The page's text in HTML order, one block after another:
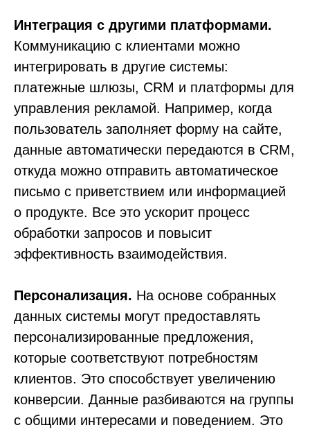
Интеграция с другими платформами.
Коммуникацию с клиентами можно
интегрировать в другие системы:
платежные шлюзы, CRM и платформы для
управления рекламой. Например, когда
пользователь заполняет форму на сайте,
данные автоматически передаются в CRM,
откуда можно отправить автоматическое
письмо с приветствием или информацией
о продукте. Все это ускорит процесс
обработки запросов и повысит
эффективность взаимодействия.
Персонализация. На основе собранных
данных системы могут предоставлять
персонализированные предложения,
которые соответствуют потребностям
клиентов. Это способствует увеличению
конверсии. Данные разбиваются на группы
с общими интересами и поведением. Это